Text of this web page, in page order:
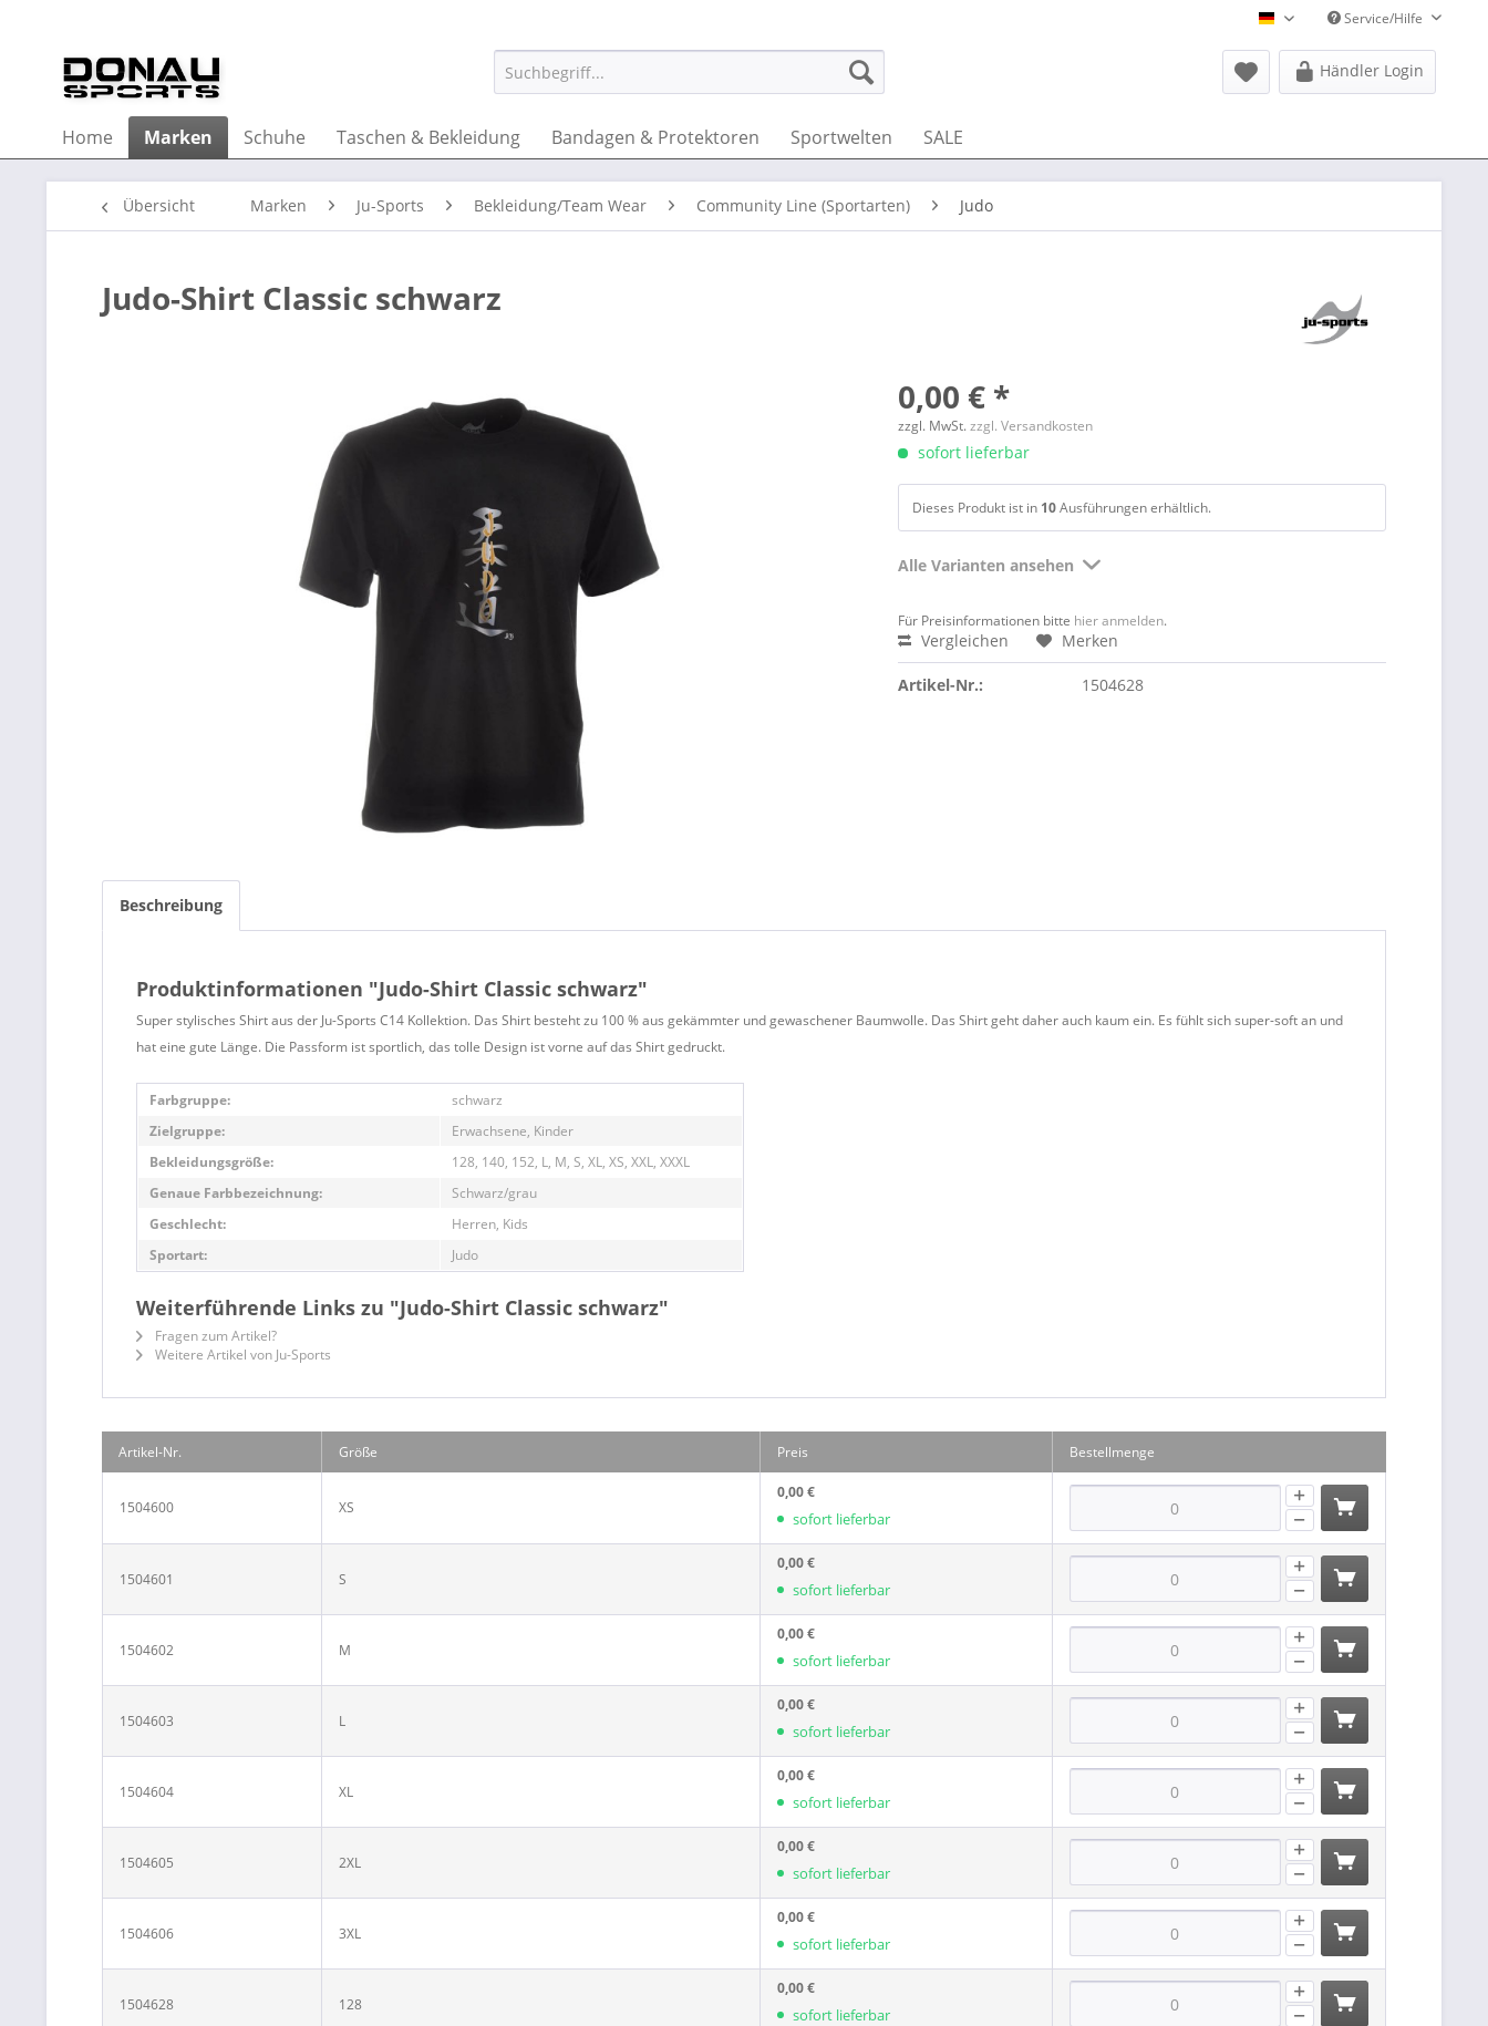
Donausports Deutsch
Service/Hilfe
Händler Login
Home Marken Schuhe Taschen & Bekleidung Bandagen & Protektoren Sportwelten SALE
Übersicht Marken Ju-Sports Bekleidung/Team Wear Community Line (Sportarten) Judo
Judo-Shirt Classic schwarz
0,00 € *
zzgl. MwSt.zzgl. Versandkosten
sofort lieferbar
Dieses Produkt ist in 10Ausführungen erhältlich.
Alle Varianten ansehen
Für Preisinformationen bitte hier anmelden.
Vergleichen Merken
Artikel-Nr.: 1504628
Beschreibung
Produktinformationen "Judo-Shirt Classic schwarz"
Super stylisches Shirt aus der Ju-Sports C14 Kollektion. Das Shirt besteht zu 100 % aus gekämmter und gewaschener Baumwolle. Das Shirt geht daher auch kaum ein. Es fühlt sich super-soft an und
hat eine gute Länge. Die Passform ist sportlich, das tolle Design ist vorne auf das Shirt gedruckt.
Farbgruppe:
schwarz
Zielgruppe:
Erwachsene, Kinder
Bekleidungsgröße:
128, 140, 152, L, M, S, XL, XS, XXL, XXXL
Genaue Farbbezeichnung:
Schwarz/grau
Geschlecht:
Herren, Kids
Sportart:
Judo
Weiterführende Links zu "Judo-Shirt Classic schwarz"
Fragen zum Artikel?
Weitere Artikel von Ju-Sports
Artikel-Nr. Größe Preis Bestellmenge
1504600 XS
0,00 €
sofort lieferbar
1504601 S
0,00 €
sofort lieferbar
1504602 M
0,00 €
sofort lieferbar
1504603 L
0,00 €
sofort lieferbar
1504604 XL
0,00 €
sofort lieferbar
1504605 2XL
0,00 €
sofort lieferbar
1504606 3XL
0,00 €
sofort lieferbar
1504628 128
0,00 €
sofort lieferbar